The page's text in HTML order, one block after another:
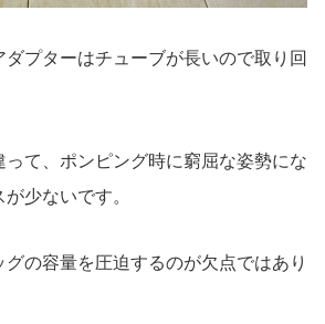
プターはチューブが長いので取り回
て、ポンピング時に窮屈な姿勢にな
少ないです。
の容量を圧迫するのが欠点ではあり